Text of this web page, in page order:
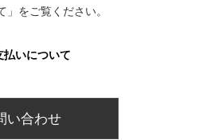
をご覧ください。
払いについて
い合わせ